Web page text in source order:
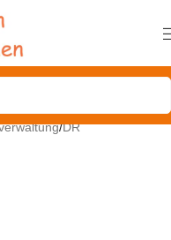
/DR